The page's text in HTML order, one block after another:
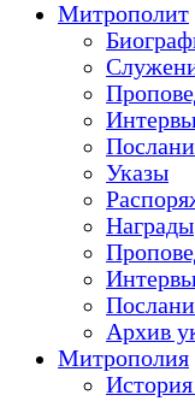
Митрополит
Указы
Награды
Архив
Митрополия